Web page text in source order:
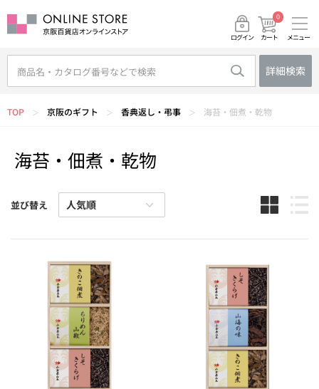
ログイン カート
0
メニュー
詳細検索
TOP ＞ 京阪のギフト ＞ 香典返し・弔事 ＞ 海苔・佃煮・乾物
海苔・佃煮・乾物
並び替え